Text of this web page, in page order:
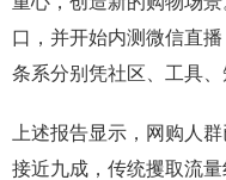
口，并开始内测微信直
条系分别凭社区、工具、
上述报告显示，网购人
接近九成，传统攫取流